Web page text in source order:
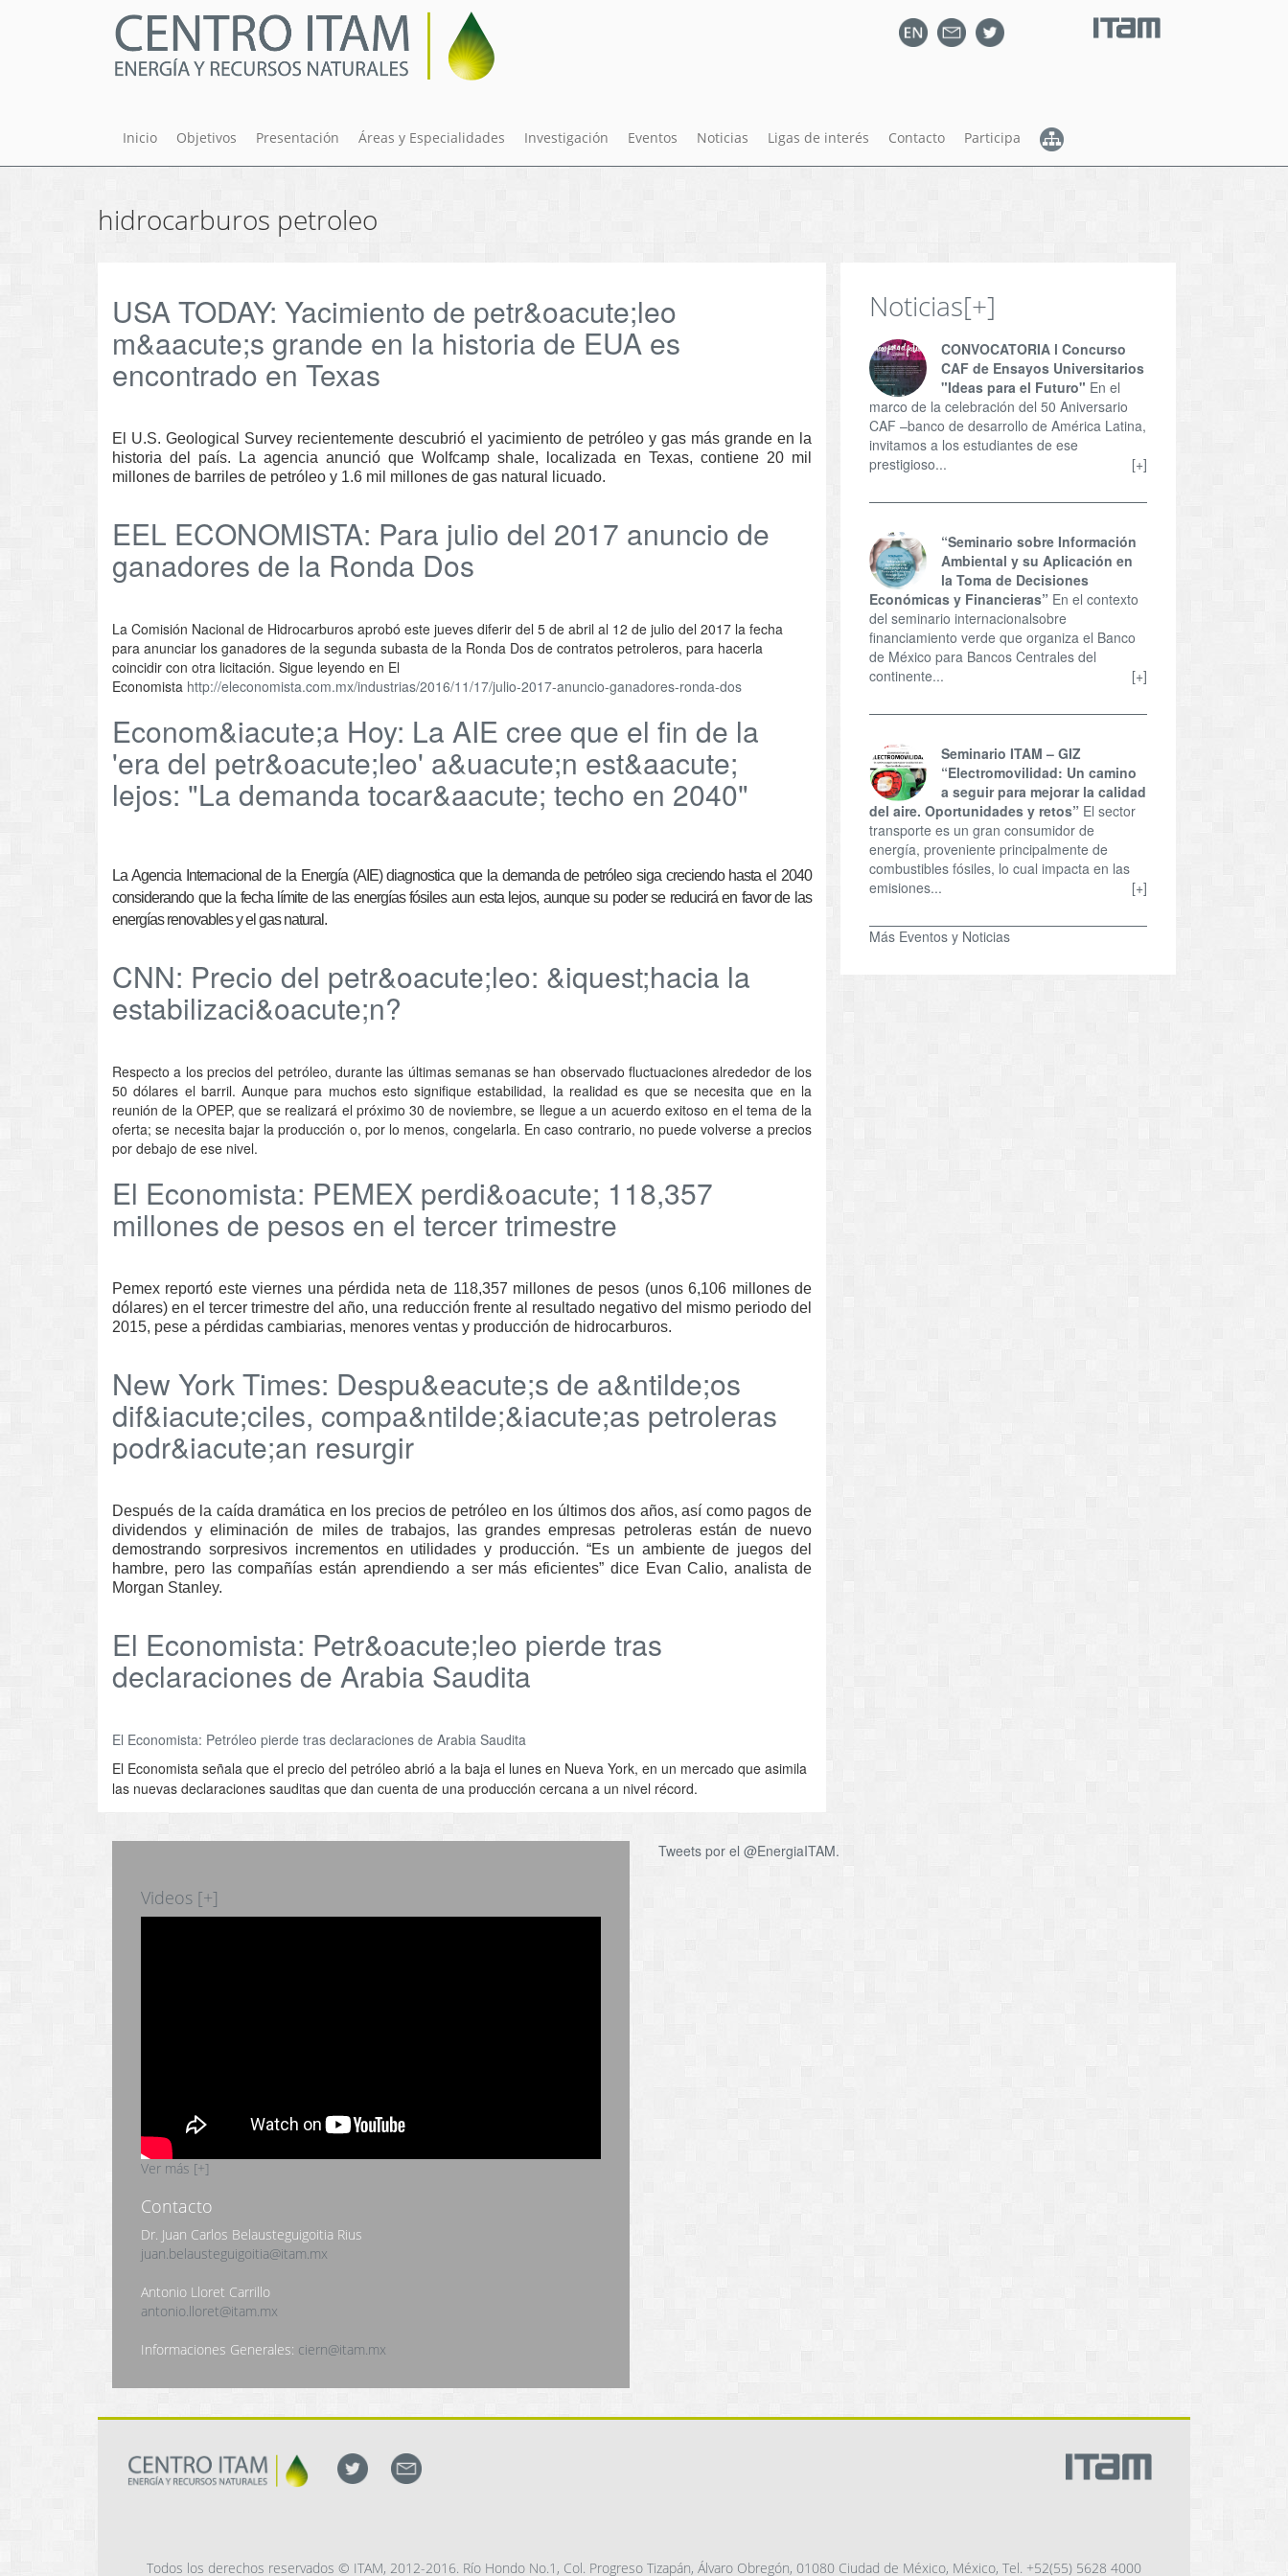
Inicio Objetivos Presentación Áreas y Especialidades Investigación Eventos Noticias Ligas de interés Contacto Participa
hidrocarburos petroleo
USA TODAY: Yacimiento de petr&oacute;leo
m&aacute;s grande en la historia de EUA es
encontrado en Texas
El U.S. Geological Survey recientemente descubrió el yacimiento de petróleo y gas más grande en la
historia del país. La agencia anunció que Wolfcamp shale, localizada en Texas, contiene 20 mil
millones de barriles de petróleo y 1.6 mil millones de gas natural licuado.
EEL ECONOMISTA: Para julio del 2017 anuncio de
ganadores de la Ronda Dos
La Comisión Nacional de Hidrocarburos aprobó este jueves diferir del 5 de abril al 12 de julio del 2017 la fecha
para anunciar los ganadores de la segunda subasta de la Ronda Dos de contratos petroleros, para hacerla
coincidir con otra licitación. Sigue leyendo en El
Economista http://eleconomista.com.mx/industrias/2016/11/17/julio-2017-anuncio-ganadores-ronda-dos
Econom&iacute;a Hoy: La AIE cree que el fin de la
'era del petr&oacute;leo' a&uacute;n est&aacute;
lejos: "La demanda tocar&aacute; techo en 2040"
La Agencia Internacional de la Energía (AIE) diagnostica que la demanda de petróleo siga creciendo hasta el 2040
considerando que la fecha límite de las energías fósiles aun esta lejos, aunque su poder se reducirá en favor de las
energías renovables y el gas natural.
CNN: Precio del petr&oacute;leo: &iquest;hacia la
estabilizaci&oacute;n?
Respecto a los precios del petróleo, durante las últimas semanas se han observado fluctuaciones alrededor de los
50 dólares el barril. Aunque para muchos esto signifique estabilidad, la realidad es que se necesita que en la
reunión de la OPEP, que se realizará el próximo 30 de noviembre, se llegue a un acuerdo exitoso en el tema de la
oferta; se necesita bajar la producción o, por lo menos, congelarla. En caso contrario, no puede volverse a precios
por debajo de ese nivel.
El Economista: PEMEX perdi&oacute; 118,357
millones de pesos en el tercer trimestre
Pemex reportó este viernes una pérdida neta de 118,357 millones de pesos (unos 6,106 millones de
dólares) en el tercer trimestre del año, una reducción frente al resultado negativo del mismo periodo del
2015, pese a pérdidas cambiarias, menores ventas y producción de hidrocarburos.
New York Times: Despu&eacute;s de a&ntilde;os
dif&iacute;ciles, compa&ntilde;&iacute;as petroleras
podr&iacute;an resurgir
Después de la caída dramática en los precios de petróleo en los últimos dos años, así como pagos de
dividendos y eliminación de miles de trabajos, las grandes empresas petroleras están de nuevo
demostrando sorpresivos incrementos en utilidades y producción. “Es un ambiente de juegos del
hambre, pero las compañías están aprendiendo a ser más eficientes” dice Evan Calio, analista de
Morgan Stanley.
El Economista: Petr&oacute;leo pierde tras
declaraciones de Arabia Saudita
El Economista: Petróleo pierde tras declaraciones de Arabia Saudita
El Economista señala que el precio del petróleo abrió a la baja el lunes en Nueva York, en un mercado que asimila
las nuevas declaraciones sauditas que dan cuenta de una producción cercana a un nivel récord.
Noticias[+]
CONVOCATORIA l Concurso
CAF de Ensayos Universitarios
"Ideas para el Futuro" En el
marco de la celebración del 50 Aniversario
CAF –banco de desarrollo de América Latina,
invitamos a los estudiantes de ese
prestigioso...
[+]
“Seminario sobre Información
Ambiental y su Aplicación en
la Toma de Decisiones
Económicas y Financieras” En el contexto
del seminario internacionalsobre
financiamiento verde que organiza el Banco
de México para Bancos Centrales del
continente...
[+]
Seminario ITAM – GIZ
“Electromovilidad: Un camino
a seguir para mejorar la calidad
del aire. Oportunidades y retos” El sector
transporte es un gran consumidor de
energía, proveniente principalmente de
combustibles fósiles, lo cual impacta en las
emisiones...
[+]
Más Eventos y Noticias
Videos [+]
Ver más [+]
Contacto
Dr. Juan Carlos Belausteguigoitia Rius
juan.belausteguigoitia@itam.mx
Antonio Lloret Carrillo
antonio.lloret@itam.mx
Informaciones Generales: ciern@itam.mx
Tweets por el @EnergiaITAM.
Todos los derechos reservados © ITAM, 2012-2016. Río Hondo No.1, Col. Progreso Tizapán, Álvaro Obregón, 01080 Ciudad de México, México, Tel. +52(55) 5628 4000